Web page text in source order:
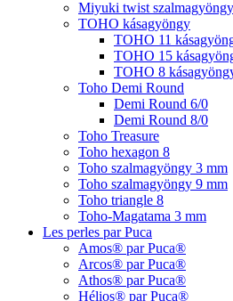
Miyuki twist
TOHO kásagyöngy
TOHO 11
TOHO 15
TOHO 8
Toho Demi Round
Demi Round 6/0
Demi Round 8/0
Toho Treasure
Toho hexagon 8
Toho szalmagyöngy 3 mm
Toho szalmagyöngy 9 mm
Toho triangle 8
Toho-Magatama 3 mm
Les perles par Puca
Amos® par Puca®
Arcos® par Puca®
Athos® par Puca®
Hélios® par Puca®